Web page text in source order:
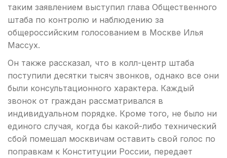
таким заявлением выступил глава Общественного
штаба по контролю и наблюдению за
общероссийским голосованием в Москве Илья
Массух.
Он также рассказал, что в колл-центр штаба
поступили десятки тысяч звонков, однако все они
были консультационного характера. Каждый
звонок от граждан рассматривался в
индивидуальном порядке. Кроме того, не было ни
единого случая, когда бы какой-либо технический
сбой помешал москвичам оставить свой голос по
поправкам к Конституции России, передает